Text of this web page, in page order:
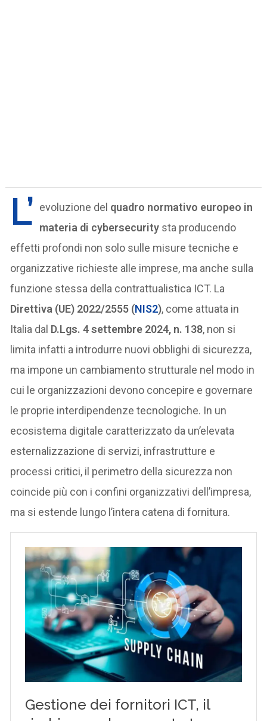
L’ evoluzione del quadro normativo europeo in
materia di cybersecurity sta producendo
effetti profondi non solo sulle misure tecniche e
organizzative richieste alle imprese, ma anche sulla
funzione stessa della contrattualistica ICT. La
Direttiva (UE) 2022/2555 (NIS2), come attuata in
Italia dal D.Lgs. 4 settembre 2024, n. 138, non si
limita infatti a introdurre nuovi obblighi di sicurezza,
ma impone un cambiamento strutturale nel modo in
cui le organizzazioni devono concepire e governare
le proprie interdipendenze tecnologiche. In un
ecosistema digitale caratterizzato da un’elevata
esternalizzazione di servizi, infrastrutture e
processi critici, il perimetro della sicurezza non
coincide più con i confini organizzativi dell’impresa,
ma si estende lungo l’intera catena di fornitura.